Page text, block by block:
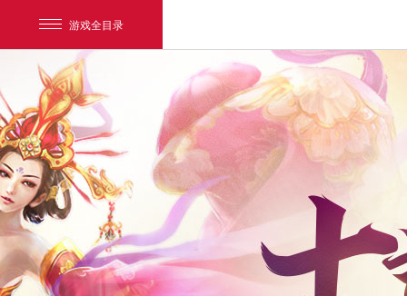
游戏全目录
网易游戏
游戏爱好者